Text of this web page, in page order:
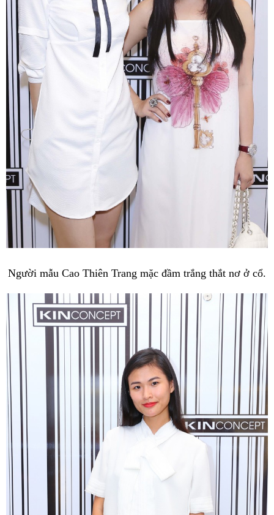
Người mẫu Cao Thiên Trang mặc đầm trắng thắt nơ ở cổ.